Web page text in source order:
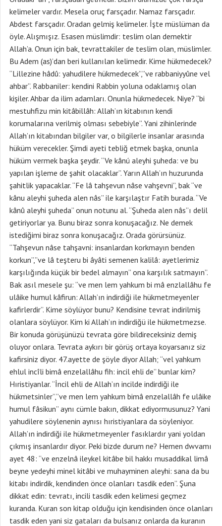
kelimeler vardır. Mesela oruç farsçadır. Namaz farsçadır.
Abdest farsçadır. Oradan gelmiş kelimeler. İşte müslüman da
öyle. Alışmışız. Esasen müslimdir: teslim olan demektir
Allah’a. Onun için bak, tevrattakiler de teslim olan, müslimler.
Bu Adem (as)’dan beri kullanılan kelimedir. Kime hükmedecek?
“Lillezine hâdû: yahudilere hükmedecek”,”ve rabbaniyyûne vel
ahbar”. Rabbaniler: kendini Rabbin yoluna odaklamış olan
kişiler. Ahbar da ilim adamları. Onunla hükmedecek. Niye? “bi
mestuhfizu min kitâbillâh: Allah’ın kitabının kendi
korumalarına verilmiş olması sebebiyle”. Yani zihinlerinde
Allah’ın kitabından bilgiler var, o bilgilerle insanlar arasında
hüküm verecekler. Şimdi ayeti tebliğ etmek başka, onunla
hüküm vermek başka şeydir. “Ve kânú aleyhi şuheda: ve bu
yapılan işleme de şahit olacaklar”. Yarın Allah’ın huzurunda
şahitlik yapacaklar. “Fe lâ tahşevun nâse vahşevni”, bak “ve
kânu aleyhi şuheda alen nâs” ile karşılaştır Fatih burada. “Ve
kânû aleyhi şuheda” onun notunu al. “Şuheda alen nâs”ı delil
getiriyorlar ya. Bunu biraz sonra konuşacağız. Ne demek
istediğimi biraz sonra konuşacağız. Orada görürsünüz.
“Tahşevun nâse tahşavni: insanlardan korkmayın benden
korkun”,”ve lâ teşteru bi âyâti semenen kalilâ: ayetlerimiz
karşılığında küçük bir bedel almayın” ona karşılık satmayın”.
Bak asıl mesele şu: “ve men lem yahkum bi mâ enzlallâhu fe
ulâike humul kâfirun: Allah’ın indirdiği ile hükmetmeyenler
kafirlerdir”. Kime söylüyor bunu? Kendisine tevrat indirilmiş
olanlara söylüyor. Kim ki Allah’ın indirdiğü ile hükmetmezse.
Bir konuda görüşünüzü tevrata göre bildireceksiniz demiş
oluyor onlara. Tevrata aykırı bir görüş ortaya koyarsanız siz
kafirsiniz diyor. 47.ayette de şöyle diyor Allah; “vel yahkum
ehlul incîli bimâ enzelallâhu fih: incil ehli de” bunlar kim?
Hıristiyanlar. “İncil ehli de Allah’ın incilde indirdiği ile
hükmetsinler”,”ve men lem yahkum bimâ enzelallâh fe ulâike
humul fâsikun” aynı cümle bakın, dikkat ediyormusunuz? Yani
yahudilere söylenenin aynısı hıristiyanlara da söyleniyor.
Allah’ın indirdiği ile hükmetmeyenler fasıklardır yani yoldan
çıkmış insanlardır diyor. Peki bizde durum ne? Hemen dwvamı
ayet 48: “ve enzelnâ ileykel kitâbe bil hakkı musaddikal limâ
beyne yedeyhi minel kitâbi ve muhayminen aleyhi: sana da bu
kitabı indirdik, kendinden önce olanları tasdik eden”. Şuna
dikkat edin: tevratı, incili tasdik eden kelimesi geçmez
kuranda. Kuran son kitap olduğu için kendisinden önce olanları
tasdik eden yani siz gataları da bulsanız onlarda da kuranın